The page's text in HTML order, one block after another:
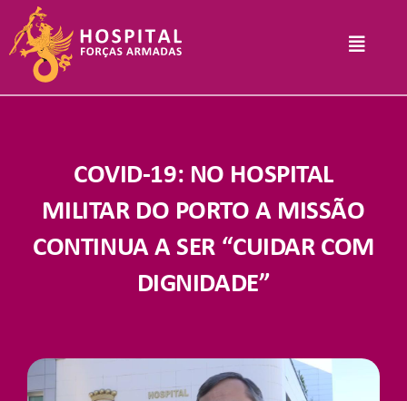
content
Toggle
Informações Legais
Serviços
COVID-19: NO HOSPITAL
MILITAR DO PORTO A MISSÃO
CONTINUA A SER “CUIDAR COM
DIGNIDADE”